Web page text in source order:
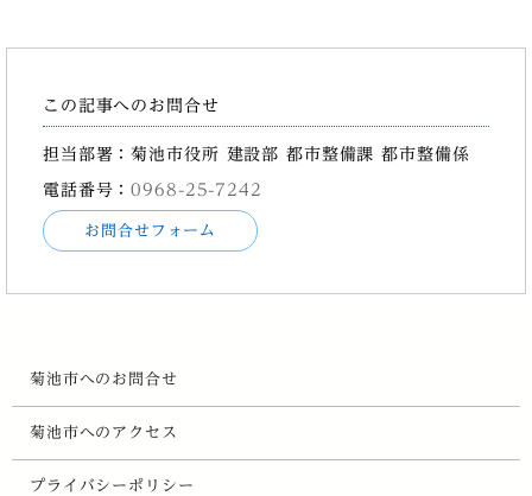
この記事へのお問合せ
担当部署：菊池市役所 建設部 都市整備課 都市整備係
電話番号：0968-25-7242
お問合せフォーム
菊池市へのお問合せ
菊池市へのアクセス
プライバシーポリシー